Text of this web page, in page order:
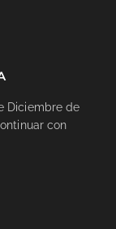
Diciembre de
con